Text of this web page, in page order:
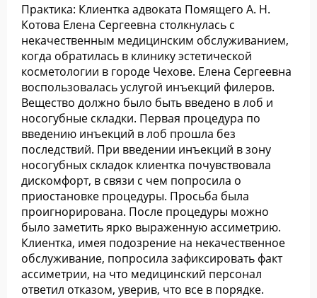
Практика: Клиентка адвоката Помящего А. Н.
Котова Елена Сергеевна столкнулась с
некачественным медицинским обслуживанием,
когда обратилась в клинику эстетической
косметологии в городе Чехове. Елена Сергеевна
воспользовалась услугой инъекций филеров.
Вещество должно было быть введено в лоб и
носогубные складки. Первая процедура по
введению инъекций в лоб прошла без
последствий. При введении инъекций в зону
носогубных складок клиентка почувствовала
дискомфорт, в связи с чем попросила о
приостановке процедуры. Просьба была
проигнорирована. После процедуры можно
было заметить ярко выраженную ассиметрию.
Клиентка, имея подозрение на некачественное
обслуживание, попросила зафиксировать факт
ассиметрии, на что медицинский персонал
ответил отказом, уверив, что все в порядке.